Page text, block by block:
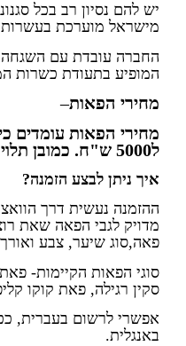
יש להם נסיון רב בכל
מישראל מוערכת בעשרות
החברה עובדת עם השגחה
המופיע בתעודת כשרות
מחירי הפאות–
ל5000 ש"ח. כמובן תלוי באורך צבע וכו…
איך ניתן לבצע הזמנה?
ההזמנה נעשית דרך
מדויק לגבי הפאה שאת
פאה,סוג שיער, צבע
סוגי הפאות הקיימות-
סקין רגילה, פאת קוקו
אפשרי לרשום בעברית,
באנגלית.